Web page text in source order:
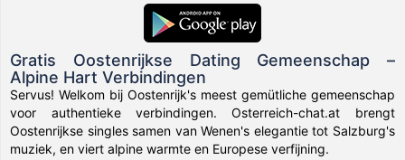
Gratis Oostenrijkse Dating Gemeenschap –
Alpine Hart Verbindingen
Servus! Welkom bij Oostenrijk's meest gemütliche gemeenschap
voor authentieke verbindingen. Osterreich-chat.at brengt
Oostenrijkse singles samen van Wenen's elegantie tot Salzburg's
muziek, en viert alpine warmte en Europese verfijning.